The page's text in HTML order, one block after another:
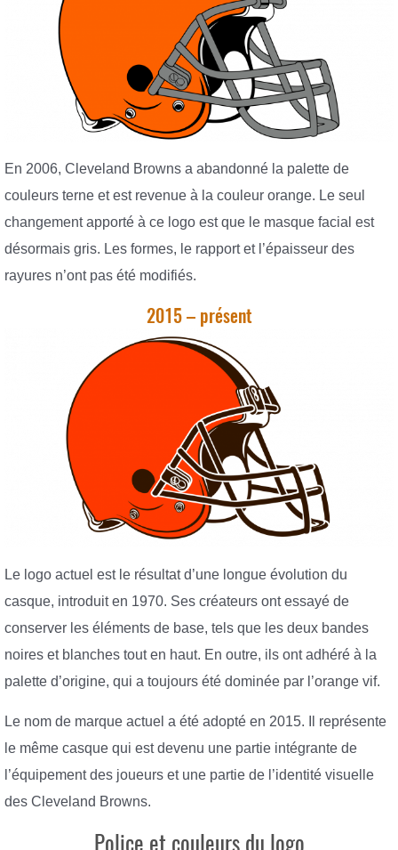
En 2006, Cleveland Browns a abandonné la palette de
couleurs terne et est revenue à la couleur orange. Le seul
changement apporté à ce logo est que le masque facial est
désormais gris. Les formes, le rapport et l’épaisseur des
rayures n’ont pas été modifiés.
2015 – présent
Le logo actuel est le résultat d’une longue évolution du
casque, introduit en 1970. Ses créateurs ont essayé de
conserver les éléments de base, tels que les deux bandes
noires et blanches tout en haut. En outre, ils ont adhéré à la
palette d’origine, qui a toujours été dominée par l’orange vif.
Le nom de marque actuel a été adopté en 2015. Il représente
le même casque qui est devenu une partie intégrante de
l’équipement des joueurs et une partie de l’identité visuelle
des Cleveland Browns.
Police et couleurs du logo